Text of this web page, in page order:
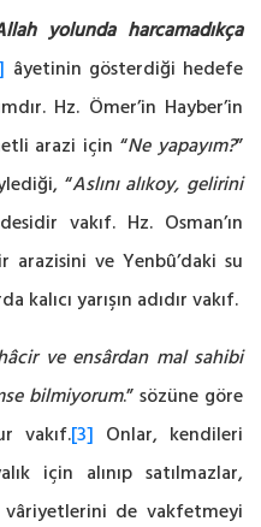
yolunda harcamadıkça
âyetinin gösterdiği hedefe
Hz. Ömer’in Hayber’in
arazi için “Ne yapayım?”
“Aslını alıkoy, gelirini
vakıf. Hz. Osman’ın
arazisini ve Yenbû’daki su
kalıcı yarışın adıdır vakıf.
ve ensârdan mal sahibi
bilmiyorum.” sözüne göre
vakıf.[3] Onlar, kendileri
için alınıp satılmazlar,
vâriyetlerini de vakfetmeyi